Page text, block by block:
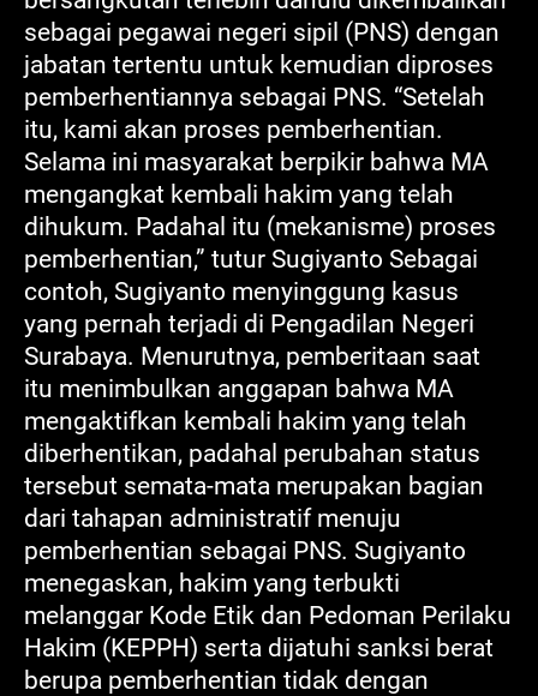
sebagai pegawai negeri sipil (PNS) dengan
jabatan tertentu untuk kemudian diproses
pemberhentiannya sebagai PNS. “Setelah
itu, kami akan proses pemberhentian.
Selama ini masyarakat berpikir bahwa MA
mengangkat kembali hakim yang telah
dihukum. Padahal itu (mekanisme) proses
pemberhentian,” tutur Sugiyanto Sebagai
contoh, Sugiyanto menyinggung kasus
yang pernah terjadi di Pengadilan Negeri
Surabaya. Menurutnya, pemberitaan saat
itu menimbulkan anggapan bahwa MA
mengaktifkan kembali hakim yang telah
diberhentikan, padahal perubahan status
tersebut semata-mata merupakan bagian
dari tahapan administratif menuju
pemberhentian sebagai PNS. Sugiyanto
menegaskan, hakim yang terbukti
melanggar Kode Etik dan Pedoman Perilaku
Hakim (KEPPH) serta dijatuhi sanksi berat
berupa pemberhentian tidak dengan